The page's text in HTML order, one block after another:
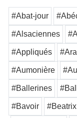
#Abat-jour
#Alsaciennes
#Appliqués
#Aumonière
#Ballerines
#Bavoir